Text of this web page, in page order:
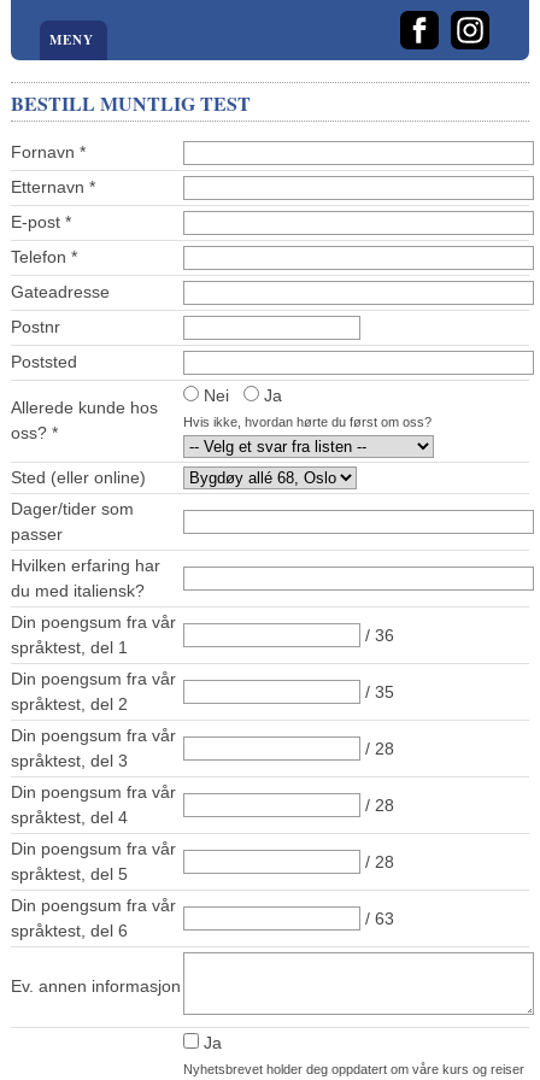
MENY
BESTILL MUNTLIG TEST
Fornavn *
Etternavn *
E-post *
Telefon *
Gateadresse
Postnr
Poststed
Allerede kunde hos
oss? *
Nei Ja
Hvis ikke, hvordan hørte du først om oss?
Sted (eller online)
Dager/tider som
passer
Hvilken erfaring har
du med italiensk?
Din poengsum fra vår
språktest, del 1
/ 36
Din poengsum fra vår
språktest, del 2
/ 35
Din poengsum fra vår
språktest, del 3
/ 28
Din poengsum fra vår
språktest, del 4
/ 28
Din poengsum fra vår
språktest, del 5
/ 28
Din poengsum fra vår
språktest, del 6
/ 63
Ev. annen informasjon
Ja
Nyhetsbrevet holder deg oppdatert om våre kurs og reiser